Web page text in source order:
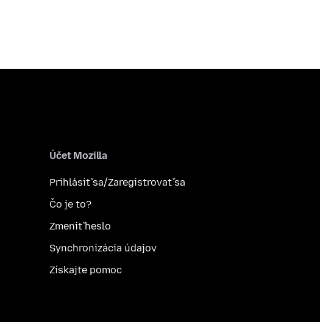
Účet Mozilla
Prihlásiť sa/Zaregistrovať sa
Čo je to?
Zmeniť heslo
Synchronizácia údajov
Získajte pomoc